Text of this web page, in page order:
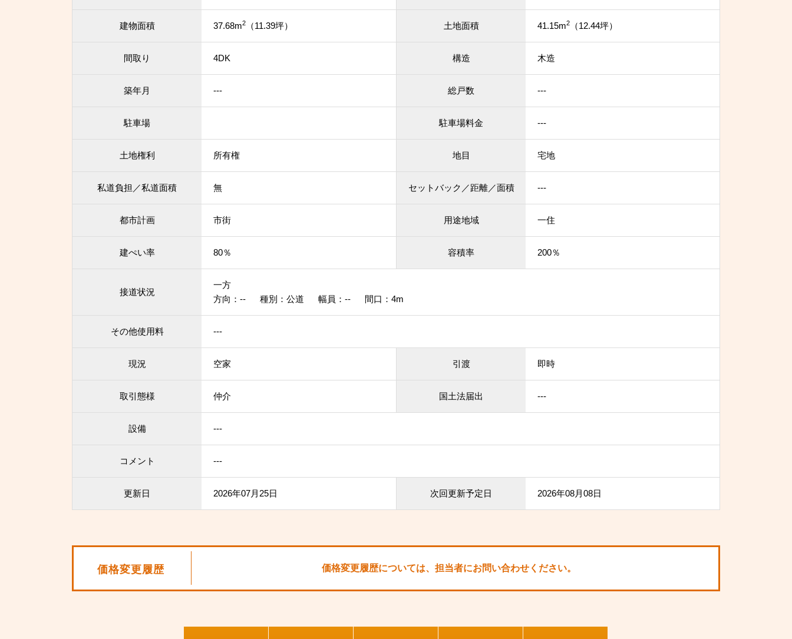
建物面積 37.68m2 （11.39坪） 土地面積 41.15m2 （12.44坪）
間取り 4DK 構造 木造
築年月 --- 総戸数 ---
駐車場 駐車場料金 ---
土地権利 所有権 地目 宅地
私道負担／私道面積 無 セットバック／距離／面積 ---
都市計画 市街 用途地域 一住
建ぺい率 80％ 容積率 200％
接道状況
一方
方向：-- 種別：公道 幅員：-- 間口：4m
その他使用料 ---
現況 空家 引渡 即時
取引態様 仲介 国土法届出 ---
設備 ---
コメント ---
更新日 2026年07月25日 次回更新予定日 2026年08月08日
価格変更履歴 価格変更履歴については、 担当者にお問い合わせください。